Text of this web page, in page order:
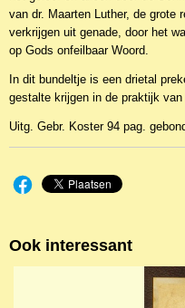
van dr. Maarten Luther, de grote
verkrijgen uit genade, door het
op Gods onfeilbaar Woord.
In dit bundeltje is een drietal
gestalte krijgen in de praktijk
Uitg. Gebr. Koster 94 pag.
Ook interessant